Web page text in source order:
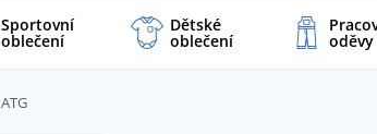
Sportovní
oblečení
Dětské
oblečení oděvy
ATG